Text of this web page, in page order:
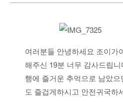
여러분들 안녕하세요 조이
해주신 19분 너무 감사드립
행에 즐거운 추억으로 남았
도 즐겁게하시고 안전귀국하